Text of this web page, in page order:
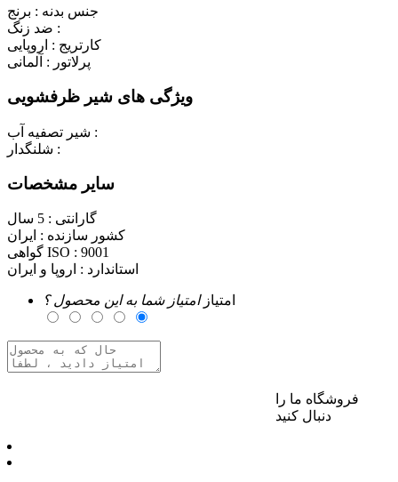
جنس بدنه : برنج
ضد زنگ :
کارتریج : اروپایی
پرلاتور : آلمانی
ویژگی های شیر ظرفشویی
شیر تصفیه آب :
شلنگدار :
سایر مشخصات
گارانتی : 5 سال
کشور سازنده : ایران
گواهی ISO : 9001
استاندارد : اروپا و ایران
امتیازامتیاز شما به این محصول ؟
فروشگاه ما را
دنبال کنید